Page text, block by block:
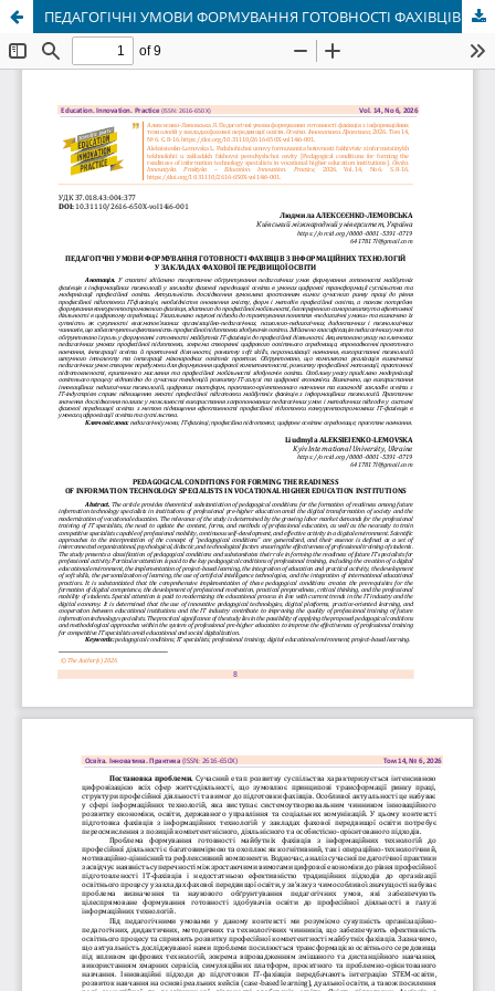
ПЕДАГОГІЧНІ УМОВИ ФОРМУВАННЯ ГОТОВНОСТІ ФАХІВЦІВ З ІНФОРМАЦІЙНИХ ТЕХНОЛОГІЙ У ЗАКЛАДАХ ФАХОВОЇ ПЕРЕДВИЩОЇ ОСВІТИ